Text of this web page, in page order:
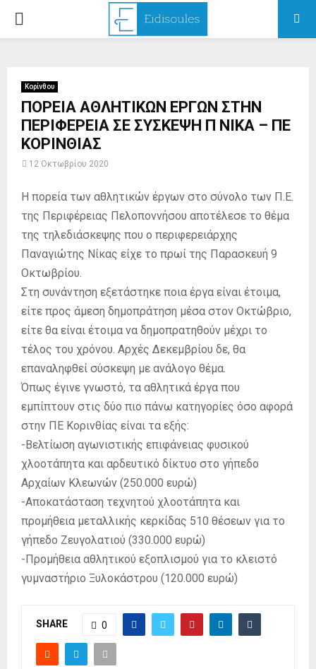
PRIMARY
Κορίνθου
ΠΟΡΕΙΑ ΑΘΛΗΤΙΚΩΝ ΕΡΓΩΝ ΣΤΗΝ
ΠΕΡΙΦΕΡΕΙΑ ΣΕ ΣΥΣΚΕΨΗ Π ΝΙΚΑ – ΠΕ
ΚΟΡΙΝΘΙΑΣ
12 Οκτωβρίου 2020
Η πορεία των αθλητικών έργων στο σύνολο των Π.Ε.
της Περιφέρειας Πελοποννήσου αποτέλεσε το θέμα
της τηλεδιάσκεψης που ο περιφερειάρχης
Παναγιώτης Νίκας είχε το πρωί της Παρασκευή 9
Οκτωβρίου.
Στη συνάντηση εξετάστηκε ποια έργα είναι έτοιμα,
είτε προς άμεση δημοπράτηση μέσα στον Οκτώβριο,
είτε θα είναι έτοιμα να δημοπρατηθούν μέχρι το
τέλος του χρόνου. Αρχές Δεκεμβρίου δε, θα
επαναληφθεί σύσκεψη με ανάλογο θέμα.
Όπως έγινε γνωστό, τα αθλητικά έργα που
εμπίπτουν στις δύο πιο πάνω κατηγορίες όσο αφορά
στην ΠΕ Κορινθίας είναι τα εξής:
-Βελτίωση αγωνιστικής επιφάνειας φυσικού
χλοοτάπητα και αρδευτικό δίκτυο στο γήπεδο
Αρχαίων Κλεωνών (250.000 ευρώ)
-Αποκατάσταση τεχνητού χλοοτάπητα και
προμήθεια μεταλλικής κερκίδας 510 θέσεων για το
γήπεδο Ζευγολατιού (330.000 ευρώ)
-Προμήθεια αθλητικού εξοπλισμού για το κλειστό
γυμναστήριο Ξυλοκάστρου (120.000 ευρώ)
SHARE 0